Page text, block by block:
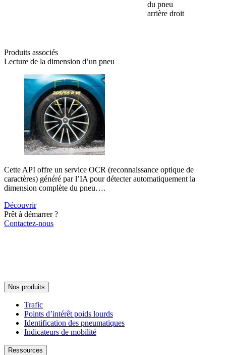
du pneu
arrière droit
Produits associés
Lecture de la dimension d’un pneu
Cette API offre un service OCR (reconnaissance optique de
caractères) généré par l’IA pour détecter automatiquement la
dimension complète du pneu….
Découvrir
Prêt à démarrer ?
Contactez-nous
Nos produits
Trafic
Points d’intérêt poids lourds
Identification des pneumatiques
Indicateurs de mobilité
Ressources